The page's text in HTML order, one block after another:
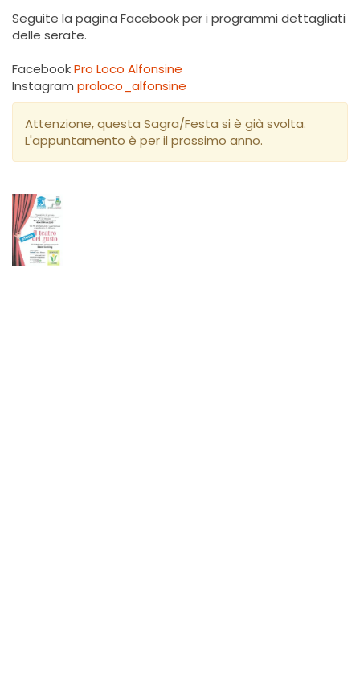
Seguite la pagina Facebook per i programmi dettagliati
delle serate.
FacebookPro Loco Alfonsine
Instagram proloco_alfonsine
Attenzione, questa Sagra/Festa si è già svolta.
L'appuntamento è per il prossimo anno.